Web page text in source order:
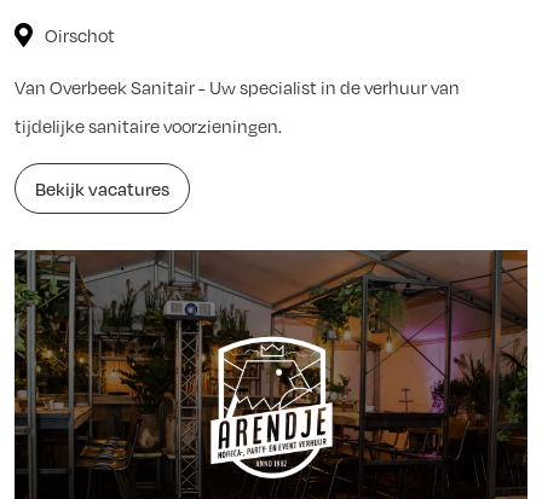
Oirschot
Van Overbeek Sanitair - Uw specialist in de verhuur van
tijdelijke sanitaire voorzieningen.
Bekijk vacatures